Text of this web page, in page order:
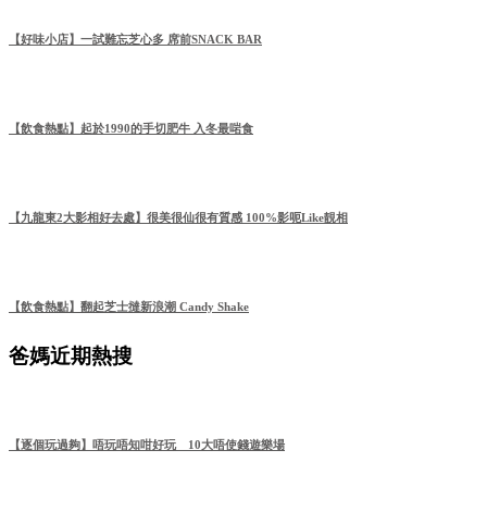
【好味小店】一試難忘芝心多 席前SNACK BAR
【飲食熱點】起於1990的手切肥牛 入冬最啱食
【九龍東2大影相好去處】很美很仙很有質感 100%影呃Like靚相
【飲食熱點】翻起芝士撻新浪潮 Candy Shake
爸媽近期熱搜
【逐個玩過夠】唔玩唔知咁好玩 10大唔使錢遊樂場